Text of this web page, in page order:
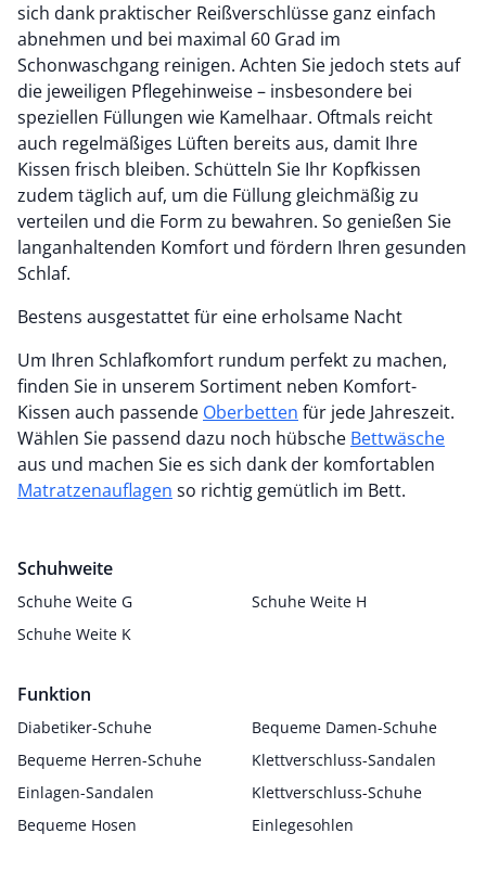
sich dank praktischer Reißverschlüsse ganz einfach
abnehmen und bei maximal 60 Grad im
Schonwaschgang reinigen. Achten Sie jedoch stets auf
die jeweiligen Pflegehinweise – insbesondere bei
speziellen Füllungen wie Kamelhaar. Oftmals reicht
auch regelmäßiges Lüften bereits aus, damit Ihre
Kissen frisch bleiben. Schütteln Sie Ihr Kopfkissen
zudem täglich auf, um die Füllung gleichmäßig zu
verteilen und die Form zu bewahren. So genießen Sie
langanhaltenden Komfort und fördern Ihren gesunden
Schlaf.
Bestens ausgestattet für eine erholsame Nacht
Um Ihren Schlafkomfort rundum perfekt zu machen,
finden Sie in unserem Sortiment neben Komfort-
Kissen auch passende Oberbetten
Wählen Sie passend dazu noch hübsche Bettwäsche
aus und machen Sie es sich dank der komfortablen
Matratzenauflagen so richtig gemütlich im Bett.
Schuhweite
Schuhe Weite G
Schuhe Weite H
Schuhe Weite K
Funktion
Diabetiker-Schuhe
Bequeme Damen-Schuhe
Bequeme Herren-Schuhe
Klettverschluss-Sandalen
Einlagen-Sandalen
Klettverschluss-Schuhe
Bequeme Hosen
Einlegesohlen